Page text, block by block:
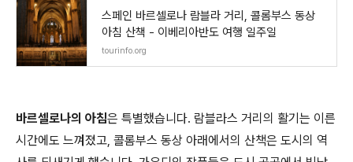
스페인 바르셀로나 람블라 거리, 콜롬부스 동상
아침 산책 - 이베리아반도 여행 일주일
tourinfo.org
바르셀로나의 아침은 특별했습니다. 람블라스 거리의 활기는 이른
시간에도 느껴졌고, 콜롬부스 동상 아래에서의 산책은 도시의 역